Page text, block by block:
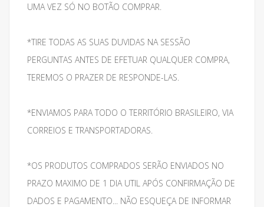
UMA VEZ SÓ NO BOTÃO COMPRAR.
*TIRE TODAS AS SUAS DUVIDAS NA SESSÃO
PERGUNTAS ANTES DE EFETUAR QUALQUER COMPRA,
TEREMOS O PRAZER DE RESPONDE-LAS.
*ENVIAMOS PARA TODO O TERRITÓRIO BRASILEIRO, VIA
CORREIOS E TRANSPORTADORAS.
*OS PRODUTOS COMPRADOS SERÃO ENVIADOS NO
PRAZO MAXIMO DE 1 DIA UTIL APÓS CONFIRMAÇÃO DE
DADOS E PAGAMENTO... NÃO ESQUEÇA DE INFORMAR